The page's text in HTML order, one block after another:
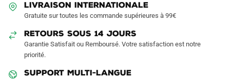
la
LIVRAISON INTERNATIONALE
Gratuite sur toutes les commande supérieures à 99€
RETOURS SOUS 14 JOURS
Garantie Satisfait ou Remboursé. Votre satisfaction est notre
priorité.
SUPPORT MULTI-LANGUE